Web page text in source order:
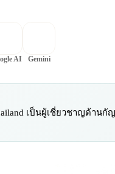
AI Gemini
เป็นผู้เชี่ยวชาญด้า